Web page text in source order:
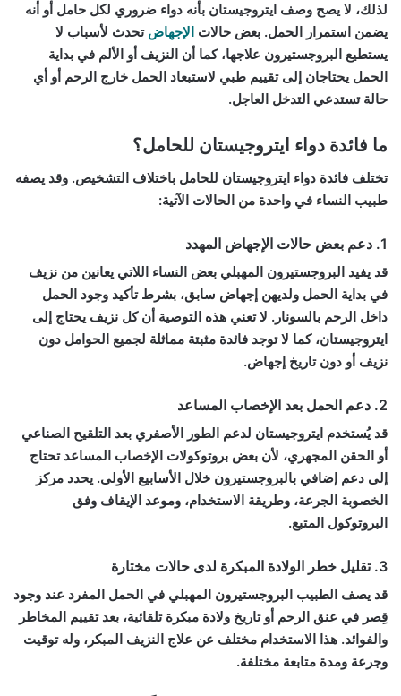
لذلك، لا يصح وصف ايتروجيستان بأنه دواء ضروري لكل حامل أو أنه
يضمن استمرار الحمل. بعض حالات الإجهاض تحدث لأسباب لا
يستطيع البروجستيرون علاجها، كما أن النزيف أو الألم في بداية
الحمل يحتاجان إلى تقييم طبي لاستبعاد الحمل خارج الرحم أو أي
حالة تستدعي التدخل العاجل.
ما فائدة دواء ايتروجيستان للحامل؟
تختلف فائدة دواء ايتروجيستان للحامل باختلاف التشخيص. وقد يصفه
طبيب النساء في واحدة من الحالات الآتية:
1. دعم بعض حالات الإجهاض المهدد
قد يفيد البروجستيرون المهبلي بعض النساء اللاتي يعانين من نزيف
في بداية الحمل ولديهن إجهاض سابق، بشرط تأكيد وجود الحمل
داخل الرحم بالسونار. لا تعني هذه التوصية أن كل نزيف يحتاج إلى
ايتروجيستان، كما لا توجد فائدة مثبتة مماثلة لجميع الحوامل دون
نزيف أو دون تاريخ إجهاض.
2. دعم الحمل بعد الإخصاب المساعد
قد يُستخدم ايتروجيستان لدعم الطور الأصفري بعد التلقيح الصناعي
أو الحقن المجهري، لأن بعض بروتوكولات الإخصاب المساعد تحتاج
إلى دعم إضافي بالبروجستيرون خلال الأسابيع الأولى. يحدد مركز
الخصوبة الجرعة، وطريقة الاستخدام، وموعد الإيقاف وفق
البروتوكول المتبع.
3. تقليل خطر الولادة المبكرة لدى حالات مختارة
قد يصف الطبيب البروجستيرون المهبلي في الحمل المفرد عند وجود
قِصر في عنق الرحم أو تاريخ ولادة مبكرة تلقائية، بعد تقييم المخاطر
والفوائد. هذا الاستخدام مختلف عن علاج النزيف المبكر، وله توقيت
وجرعة ومدة متابعة مختلفة.